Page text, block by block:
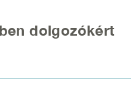
dolgozókért